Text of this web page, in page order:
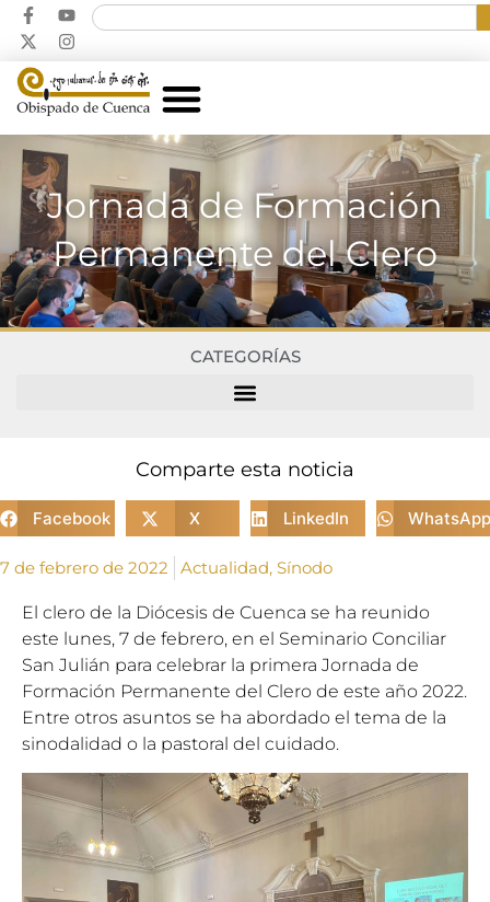
Jornada de Formación
Permanente del Clero
CATEGORÍAS
Comparte esta noticia
Facebook X LinkedIn WhatsApp
7 de febrero de 2022 Actualidad, Sínodo
El clero de la Diócesis de Cuenca se ha reunido
este lunes, 7 de febrero, en el Seminario Conciliar
San Julián para celebrar la primera Jornada de
Formación Permanente del Clero de este año 2022.
Entre otros asuntos se ha abordado el tema de la
sinodalidad o la pastoral del cuidado.